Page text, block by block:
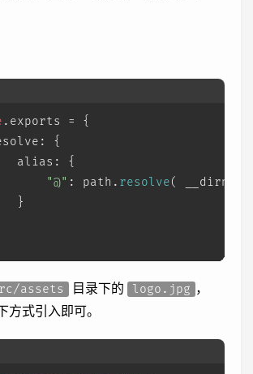
. exports
= {
: {
alias : {
"@" : path. resolve(
}
assets 目录下的 logo.jpg ，
方式引入即可。